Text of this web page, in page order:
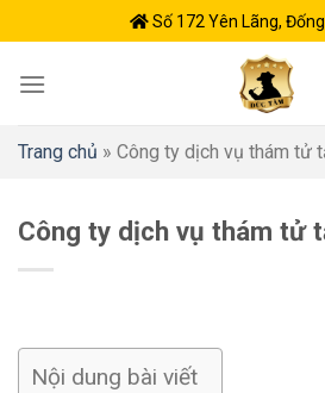
to
content
Số 172 Yên Lãng,
Trang chủ » Công ty dịch vụ thám tử
Công ty dịch vụ thám tử
Nội dung bài viết